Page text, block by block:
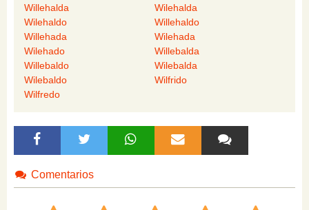
Willehalda
Wilehalda
Wilehaldo
Willehaldo
Willehada
Wilehada
Wilehado
Willebalda
Willebaldo
Wilebalda
Wilebaldo
Wilfrido
Wilfredo
Comentarios